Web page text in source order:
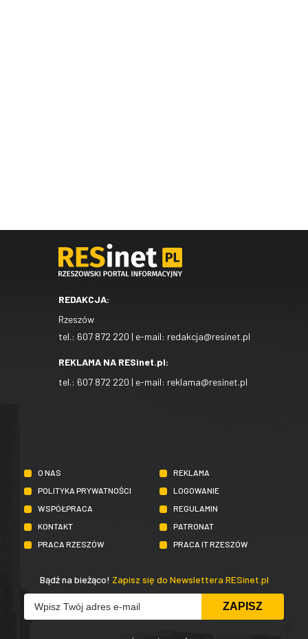
REDAKCJA:
Rzeszów
tel.: 607 872 220 | e-mail: redakcja@resinet.pl
REKLAMA NA RESinet.pl:
tel.: 607 872 220 | e-mail: reklama@resinet.pl
O NAS
REKLAMA
POLITYKA PRYWATNOŚCI
LOGOWANIE
WSPÓŁPRACA
REGULAMIN
KONTAKT
PATRONAT
PRACA RZESZÓW
PRACA IT RZESZÓW
Bądź na bieżąco! Zapisz się do Newslettera RESinet.pl